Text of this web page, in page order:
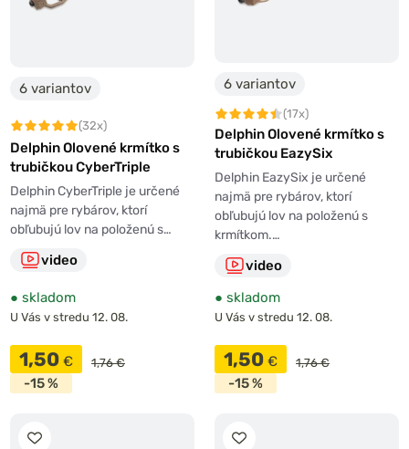
6 variantov
(32x)
Delphin Olovené krmítko s
trubičkou CyberTriple
Delphin CyberTriple je určené
najmä pre rybárov, ktorí
obľubujú lov na položenú s…
video
● skladom
U Vás v stredu 12. 08.
1,50 € 1,76 €
-15 %
6 variantov
(17x)
Delphin Olovené krmítko s
trubičkou EazySix
Delphin EazySix je určené
najmä pre rybárov, ktorí
obľubujú lov na položenú s
krmítkom.…
video
● skladom
U Vás v stredu 12. 08.
1,50 € 1,76 €
-15 %